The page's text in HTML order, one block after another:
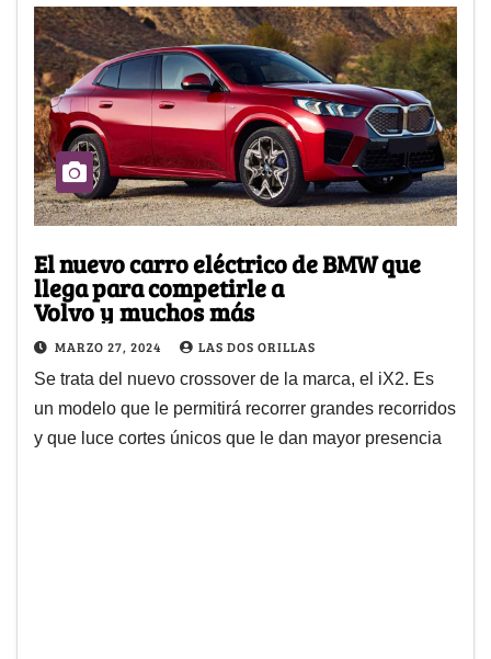
El nuevo carro eléctrico de BMW que
llega para competirle a
Volvo y muchos más
MARZO 27, 2024 LAS DOS ORILLAS
Se trata del nuevo crossover de la marca, el iX2. Es
un modelo que le permitirá recorrer grandes recorridos
y que luce cortes únicos que le dan mayor presencia